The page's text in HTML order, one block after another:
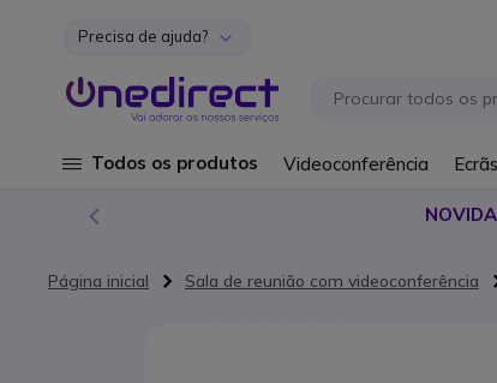
Ir para o Conteúdo
Precisa de ajuda?
Todos os produtos Videoconferência
Página inicial Sala de reunião com videoconferência